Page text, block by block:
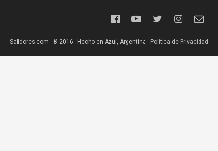
Salidores.com - ® 2016 - Hecho en Azul, Argentina - Política de Privacidad